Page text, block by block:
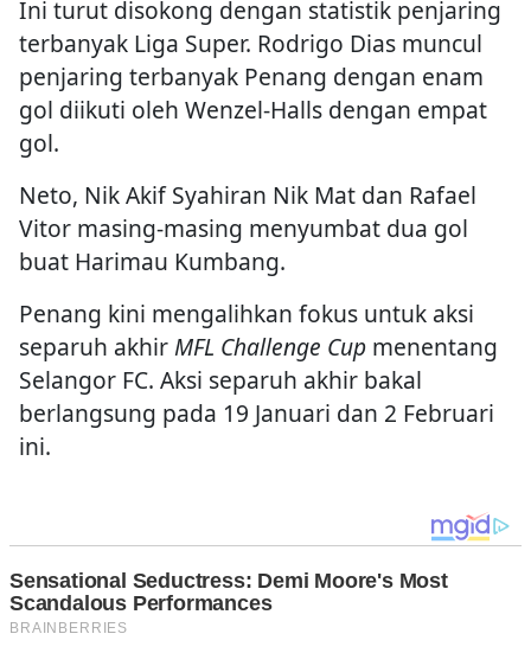
Ini turut disokong dengan statistik penjaring
terbanyak Liga Super. Rodrigo Dias muncul
penjaring terbanyak Penang dengan enam
gol diikuti oleh Wenzel-Halls dengan empat
gol.
Neto, Nik Akif Syahiran Nik Mat dan Rafael
Vitor masing-masing menyumbat dua gol
buat Harimau Kumbang.
Penang kini mengalihkan fokus untuk aksi
separuh akhirMFL Challenge Cup menentang
Selangor FC. Aksi separuh akhir bakal
berlangsung pada 19 Januari dan 2 Februari
ini.